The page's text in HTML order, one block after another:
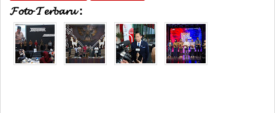
𝓕𝓸𝓽𝓸 𝓣𝓮𝓻𝓫𝓪𝓻𝓾 :